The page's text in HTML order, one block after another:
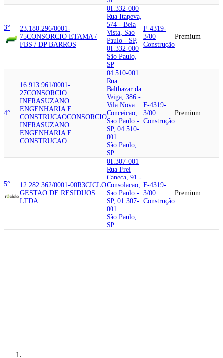
3°
23.180.296/0001-
75CONSORCIO ETAMA /
FBS / DP BARROS
01.332-000
Rua Itapeva,
574 - Bela
Vista, Sao
Paulo - SP,
01.332-000
São Paulo,
SP
F-4319-
3/00
Construção
Premium
4°
16.913.961/0001-
27CONSORCIO
INFRASUZANO
ENGENHARIA E
CONSTRUCAOCONSORCIO
INFRASUZANO
ENGENHARIA E
CONSTRUCAO
04.510-001
Rua
Balthazar da
Veiga, 386 -
Vila Nova
Conceicao,
Sao Paulo -
SP, 04.510-
001
São Paulo,
SP
F-4319-
3/00
Construção
Premium
5° 12.282.362/0001-00R3CICLO
GESTAO DE RESIDUOS
LTDA
01.307-001
Rua Frei
Caneca, 91 -
Consolacao,
Sao Paulo -
SP, 01.307-
001
São Paulo,
SP
F-4319-
3/00
Construção
Premium